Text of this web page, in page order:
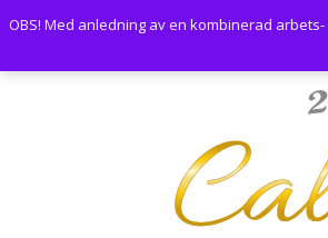
OBS! Med anledning av en kombinerad
to